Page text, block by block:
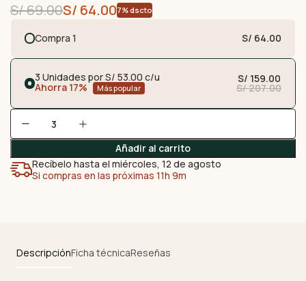
S/69.00S/ 64.007% dscto
Compra 1 S/ 64.00
3 Unidades por S/ 53.00 c/u
Ahorra 17% Más popular
S/ 159.00
S/ 207.00
Añadir al carrito
Recíbelo hasta el miércoles, 12 de agosto
Si compras en las próximas 11h 9m
DescripciónFicha técnicaReseñas